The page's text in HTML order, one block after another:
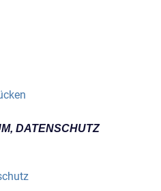
DATENSCHUTZ